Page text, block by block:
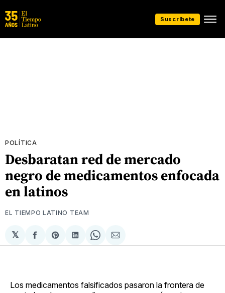
Suscríbete
POLÍTICA
Desbaratan red de mercado
negro de medicamentos enfocada
en latinos
EL TIEMPO LATINO TEAM
𝕏
Compartir
en
Share
on
Compartir
en
Share
on
Compartir
via
Los medicamentos falsificados pasaron la frontera de